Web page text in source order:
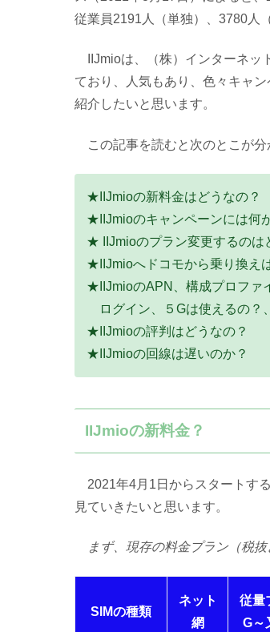
従業員2191人（単独）、3780人
IIJmioは、（株）インターネ
ており、人気もあり、色々キャ
紹介したいと思います。
この記事を読むと次のとこが分
★IIJmioの新料金はどうなの？
★IIJmioのキャンペーンには何
★ IIJmioのプラン変更するのは
★IIJmioへドコモから乗り換え
★IIJmioのAPN、構成プロファ
ログイン、５Gは使えるの？
★IIJmioの評判はどうなの？
★IIJmioの回線は遅いのか？
IIJmioの新料金？
2021年4月1日からスタートす
見ていきたいと思います。
まず、現存の料金プラン（税抜
SIMの種類
ネット
網
従量
G～